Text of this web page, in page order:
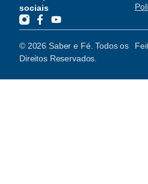
sociais
© 2026 Saber e Fé. Todos os
Direitos Reservados.